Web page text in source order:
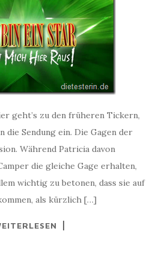
geht’s zu den früheren Tickern,
Sendung ein. Die Gagen der
Während Patricia davon
die gleiche Gage erhalten,
wichtig zu betonen, dass sie auf
als kürzlich […]